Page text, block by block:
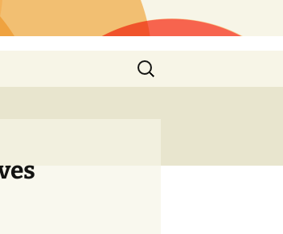
Cari
untuk: